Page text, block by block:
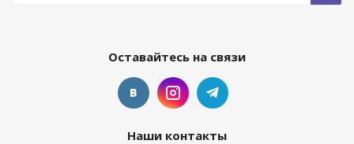
Оставайтесь на связи
Наши контакты